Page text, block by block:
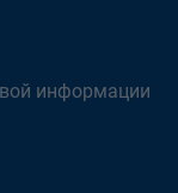
информации